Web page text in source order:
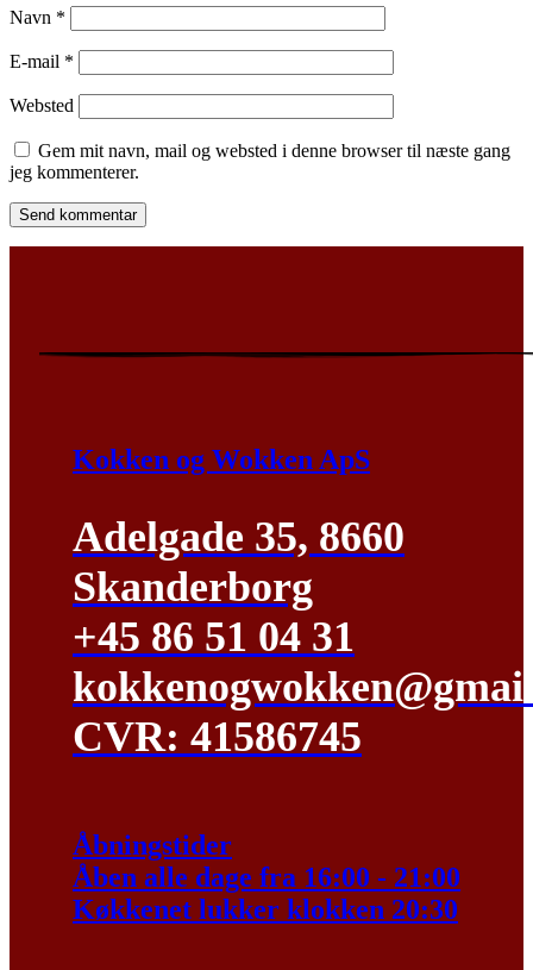
Navn *
E-mail *
Websted
Gem mit navn, mail og websted i denne browser til næste gang
jeg kommenterer.
Kokken og Wokken ApS
Adelgade 35, 8660
Skanderborg
+45 86 51 04 31
CVR: 41586745
Åbningstider
Åben alle dage fra 16:00 - 21:00
Køkkenet lukker klokken 20:30